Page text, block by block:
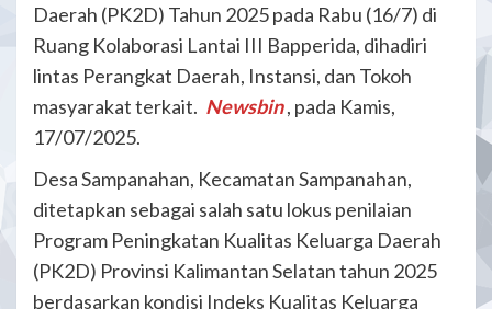
Daerah (PK2D) Tahun 2025 pada Rabu (16/7) di
Ruang Kolaborasi Lantai III Bapperida, dihadiri
lintas Perangkat Daerah, Instansi, dan Tokoh
masyarakat terkait. Newsbin , pada Kamis,
17/07/2025.
Desa Sampanahan, Kecamatan Sampanahan,
ditetapkan sebagai salah satu lokus penilaian
Program Peningkatan Kualitas Keluarga Daerah
(PK2D) Provinsi Kalimantan Selatan tahun 2025
berdasarkan kondisi Indeks Kualitas Keluarga